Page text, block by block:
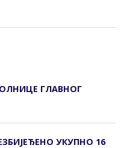
ГЛАВНОГ
УКУПНО 16